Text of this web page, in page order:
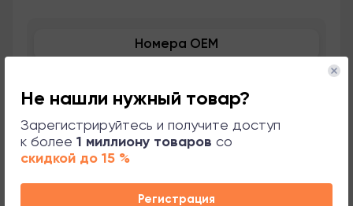
Не нашли нужный товар?
Зарегистрируйтесь и получите доступ
к более 1 миллиону товаров со
скидкой до 15 %
Регистрация
Номера OEM
Сопутствующие товары